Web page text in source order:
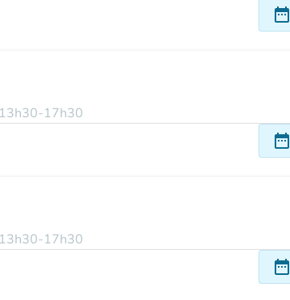
date_range
17h30
date_range
17h30
date_range